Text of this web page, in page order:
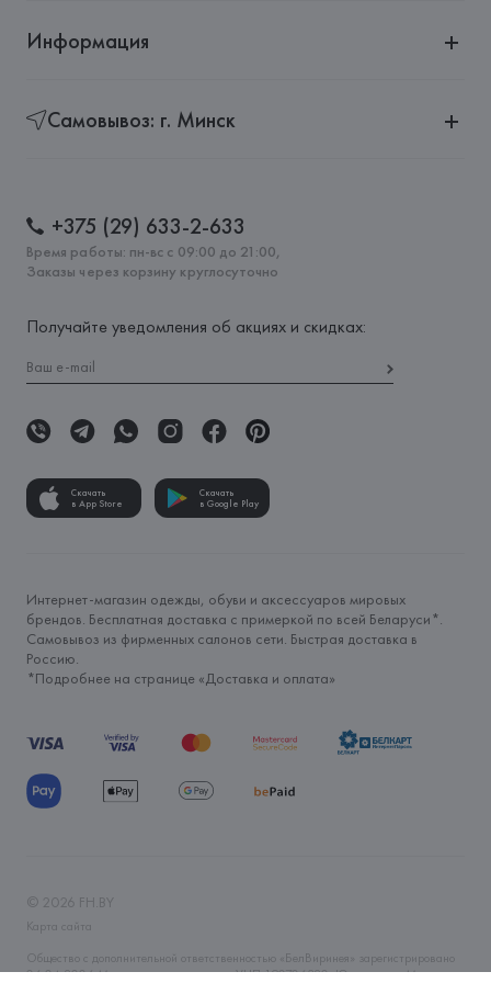
Информация
Самовывоз: г. Минск
+375 (29) 633-2-633
Время работы: пн-вс с 09:00 до 21:00,
Заказы через корзину круглосуточно
Получайте уведомления об акциях и скидках:
Скачать
в App Store
Скачать
в Google Play
Интернет-магазин одежды, обуви и аксессуаров мировых
брендов. Бесплатная доставка с примеркой по всей Беларуси*.
Самовывоз из фирменных салонов сети. Быстрая доставка в
Россию.
*Подробнее на странице «Доставка и оплата»
© 2026 FH.BY
Карта сайта
Общество с дополнительной ответственностью «БелВиринея» зарегистрировано
06.04.2006 Минским горисполкомом. УНП 190706320. Юр.адрес: г. Минск, ул.